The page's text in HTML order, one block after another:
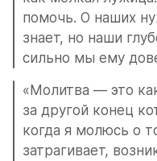
помочь. О наших
знает, но наши
сильно мы ему
«Молитва — это
за другой конец
когда я молюсь о
затрагивает,